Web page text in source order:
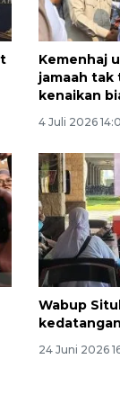
Kemenhaj
jamaah tak
kenaikan
4 Juli 2026
Wabup
24 Juni 2026
Tangguh
Timur
2026 19:09